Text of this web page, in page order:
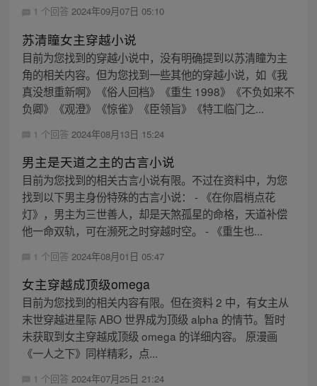
1 个回答 2024年09月07日 05:10
苏清瞳女主穿越小说
目前为您找到的穿越小说中，没有明确提到以苏清瞳为主
角的相关内容。但为您找到一些其他的穿越小说，如《我
真没想重新啊》《俗人回档》《重生 1998》《不负如来不
负卿》《观澄》《惊雀》《臣领旨》《特工临门之...
1 个回答 2024年08月13日 15:24
男主是天道之主的古言小说
目前为您找到的相关古言小说有限。不过在资料中，为您
找到以下男主身份特殊的古言小说： - 《在你眉梢点花
灯》，男主为三世善人，却是天煞孤星的命格，天道补偿
他一命双轨，可在濒死之时穿越时空。 - 《重生也...
1 个回答 2024年08月01日 05:47
女主穿越成顶级omega
目前为您找到的相关内容有限。但在资料 2 中，有女主从
末世穿越进星际 ABO 世界成为顶级 alpha 的情节。暂时
未获取到女主穿越成顶级 omega 的详细内容。 原漫画
《一人之下》同样精彩，点...
1 个回答 2024年07月25日 21:24